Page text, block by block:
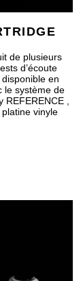
de plusieurs
d’écoute
en
le système de
,
vinyle